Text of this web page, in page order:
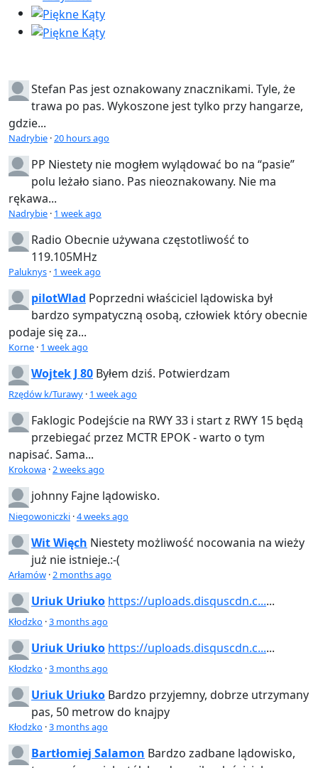
Stefan Pas jest oznakowany znacznikami. Tyle, że
trawa po pas. Wykoszone jest tylko przy hangarze,
gdzie...
Nadrybie · 20 hours ago
PP Niestety nie mogłem wylądować bo na “pasie”
polu leżało siano. Pas nieoznakowany. Nie ma
rękawa...
Nadrybie · 1 week ago
Radio Obecnie używana częstotliwość to
119.105MHz
Paluknys · 1 week ago
pilotWlad Poprzedni właściciel lądowiska był
bardzo sympatyczną osobą, człowiek który obecnie
podaje się za...
Korne · 1 week ago
Wojtek J 80 Byłem dziś. Potwierdzam
Rzędów k/Turawy · 1 week ago
Faklogic Podejście na RWY 33 i start z RWY 15 będą
przebiegać przez MCTR EPOK - warto o tym
napisać. Sama...
Krokowa · 2 weeks ago
johnny Fajne lądowisko.
Niegowoniczki ·4 weeks ago
Wit Więch Niestety możliwość nocowania na wieży
już nie istnieje.:-(
Arłamów · 2 months ago
Uriuk Uriuko https://uploads.disquscdn.c......
Kłodzko ·3 months ago
Uriuk Uriuko https://uploads.disquscdn.c......
Kłodzko ·3 months ago
Uriuk Uriuko Bardzo przyjemny, dobrze utrzymany
pas, 50 metrow do knajpy
Kłodzko ·3 months ago
Bartłomiej Salamon Bardzo zadbane lądowisko,